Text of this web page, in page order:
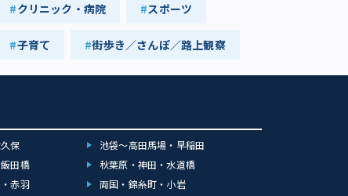
クリニック・病院 スポーツ
子育て 街歩き／さんぽ／路上観察
保
池袋～高田馬場・早稲田
田橋
秋葉原・神田・水道橋
赤羽
両国・錦糸町・小岩